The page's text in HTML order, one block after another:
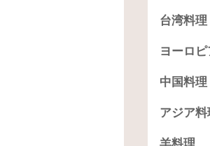
台湾料理
ヨーロ
中国料理
アジア料